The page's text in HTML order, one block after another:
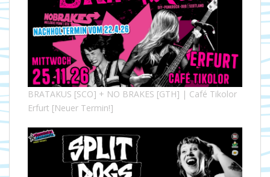
BRATAKUS [SCO] + NO BRAKES [GTH] | Café Tikolor
Erfurt [Neuer Termin!]